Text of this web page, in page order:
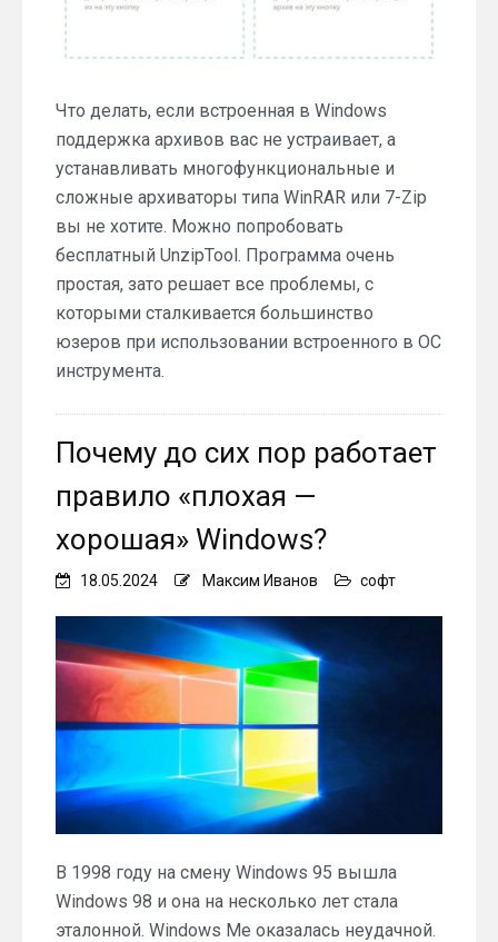
Что делать, если встроенная в Windows
поддержка архивов вас не устраивает, а
устанавливать многофункциональные и
сложные архиваторы типа WinRAR или 7-Zip
вы не хотите. Можно попробовать
бесплатный UnzipTool. Программа очень
простая, зато решает все проблемы, с
которыми сталкивается большинство
юзеров при использовании встроенного в ОС
инструмента.
Почему до сих пор работает
правило «плохая —
хорошая» Windows?
18.05.2024 Максим Иванов софт
В 1998 году на смену Windows 95 вышла
Windows 98 и она на несколько лет стала
эталонной. Windows Me оказалась неудачной.